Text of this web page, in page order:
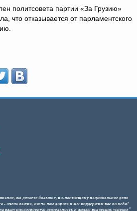
политсовета партии «За Грузию»
что отказывается от парламентского